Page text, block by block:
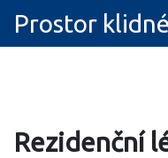
Prostor
Rezidenční